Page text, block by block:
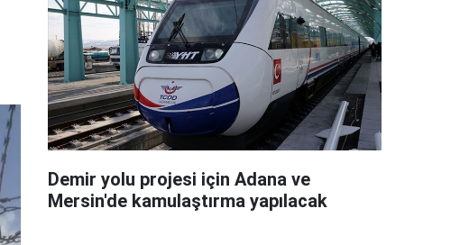
Demir yolu projesi için Adana ve
Mersin'de kamulaştırma yapılacak